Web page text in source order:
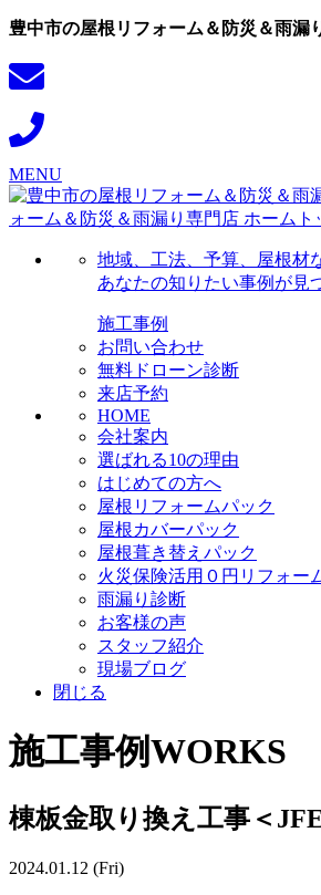
豊中市の屋根リフォーム＆防災＆雨漏
MENU
地域、工法、予算、屋根材
あなたの知りたい事例が見
施工事例
お問い合わせ
無料ドローン診断
来店予約
HOME
会社案内
選ばれる10の理由
はじめての方へ
屋根リフォームパック
屋根カバーパック
屋根葺き替えパック
火災保険活用０円リフォー
雨漏り診断
お客様の声
スタッフ紹介
現場ブログ
閉じる
施工事例WORKS
棟板金取り換え工事＜
2024.01.12 (Fri)